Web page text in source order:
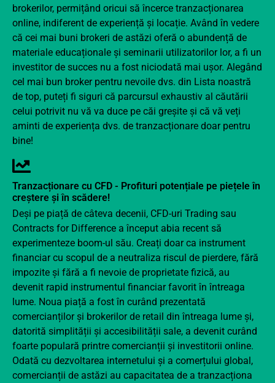
brokerilor, permițând oricui să încerce tranzacționarea
online, indiferent de experiență și locație. Având în vedere
că cei mai buni brokeri de astăzi oferă o abundență de
materiale educaționale și seminarii utilizatorilor lor, a fi un
investitor de succes nu a fost niciodată mai ușor. Alegând
cel mai bun broker pentru nevoile dvs. din Lista noastră
de top, puteți fi siguri că parcursul exhaustiv al căutării
celui potrivit nu vă va duce pe căi greșite și că vă veți
aminti de experiența dvs. de tranzacționare doar pentru
bine!
Tranzacționare cu CFD - Profituri potențiale pe piețele în
creștere și în scădere!
Deși pe piață de câteva decenii, CFD-uri Trading sau
Contracts for Difference a început abia recent să
experimenteze boom-ul său. Creați doar ca instrument
financiar cu scopul de a neutraliza riscul de pierdere, fără
impozite și fără a fi nevoie de proprietate fizică, au
devenit rapid instrumentul financiar favorit în întreaga
lume. Noua piață a fost în curând prezentată
comercianților și brokerilor de retail din întreaga lume și,
datorită simplității și accesibilității sale, a devenit curând
foarte populară printre comercianții și investitorii online.
Odată cu dezvoltarea internetului și a comerțului global,
comercianții de astăzi au capacitatea de a tranzacționa